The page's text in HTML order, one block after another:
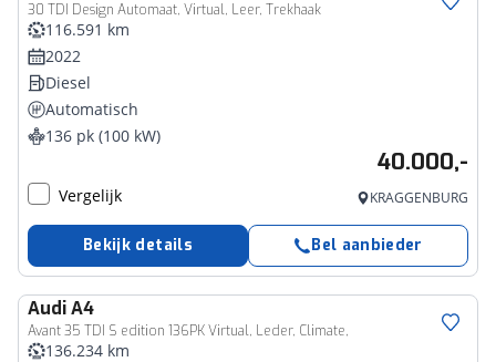
30 TDI Design Automaat, Virtual, Leer, Trekhaak
116.591 km
2022
Diesel
Automatisch
136 pk (100 kW)
40.000,-
Vergelijk KRAGGENBURG
Bekijk details Bel aanbieder
AudiA4
Avant 35 TDI S edition 136PK Virtual, Leder, Climate,
136.234 km